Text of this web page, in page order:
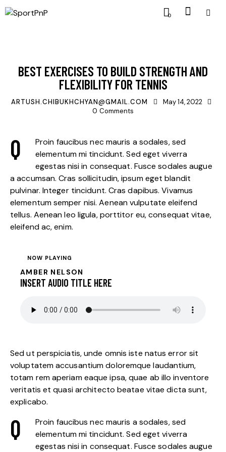
0
BEST EXERCISES TO BUILD STRENGTH AND
FLEXIBILITY FOR TENNIS
ARTUSH.CHIBUKHCHYAN@GMAIL.COM
May 14, 2022
0 Comments
Q
Proin faucibus nec mauris a sodales, sed
elementum mi tincidunt. Sed eget viverra
egestas nisi in consequat. Fusce sodales augue
a accumsan. Cras sollicitudin, ipsum eget blandit
pulvinar. Integer tincidunt. Cras dapibus. Vivamus
elementum semper nisi. Aenean vulputate eleifend
tellus. Aenean leo ligula, porttitor eu, consequat vitae,
eleifend ac, enim.
NOW PLAYING
AMBER NELSON
INSERT AUDIO TITLE HERE
Sed ut perspiciatis, unde omnis iste natus error sit
voluptatem accusantium doloremque laudantium,
totam rem aperiam eaque ipsa, quae ab illo inventore
veritatis et quasi architecto beatae vitae dicta sunt,
explicabo.
Q
Proin faucibus nec mauris a sodales, sed
elementum mi tincidunt. Sed eget viverra
egestas nisi in consequat. Fusce sodales augue